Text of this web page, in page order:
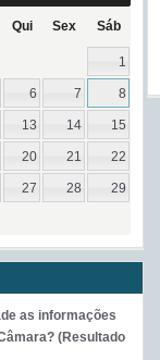
Qui Sex Sáb
1
6 7 8
13 14 15
20 21 22
27 28 29
as informações
(Resultado